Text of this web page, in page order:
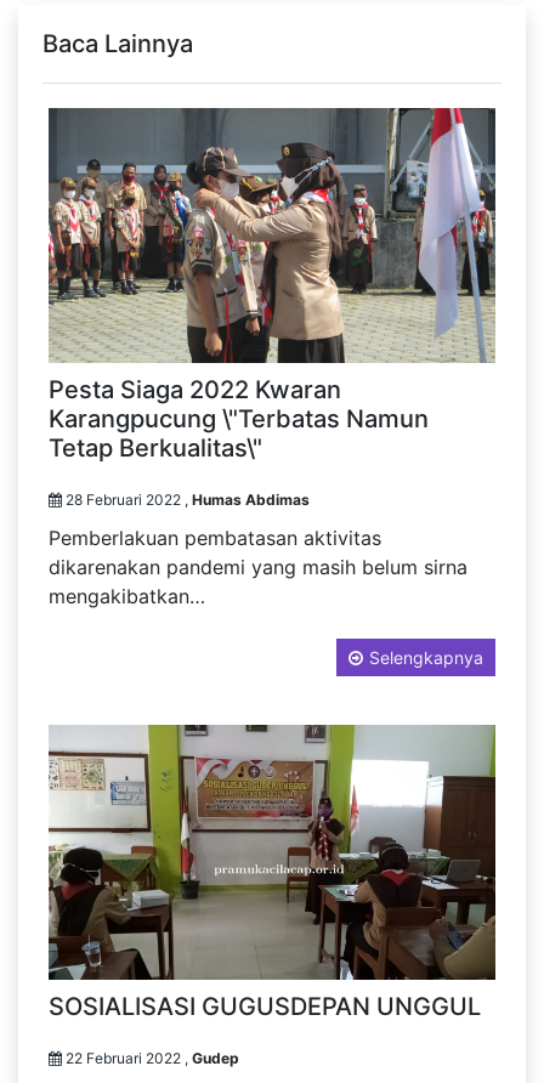
Baca Lainnya
Pesta Siaga 2022 Kwaran
Karangpucung \"Terbatas Namun
Tetap Berkualitas\"
28 Februari 2022 , Humas Abdimas
Pemberlakuan pembatasan aktivitas
dikarenakan pandemi yang masih belum sirna
mengakibatkan…
Selengkapnya
SOSIALISASI GUGUSDEPAN UNGGUL
22 Februari 2022 , Gudep